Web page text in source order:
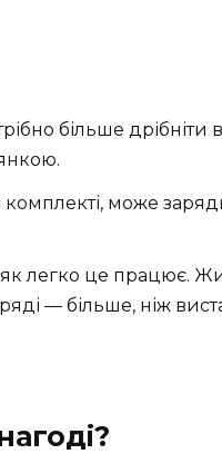
більше
може
як легко це працює.
— більше, ніж